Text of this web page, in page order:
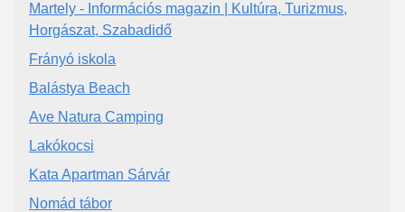
Martely - Információs magazin | Kultúra, Turizmus,
Horgászat, Szabadidő
Frányó iskola
Balástya Beach
Ave Natura Camping
Lakókocsi
Kata Apartman Sárvár
Nomád tábor